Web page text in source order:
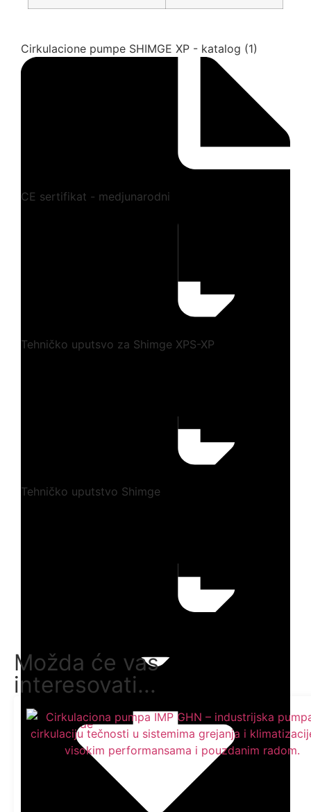
Cirkulacione pumpe SHIMGE XP - katalog (1)
CE sertifikat - medjunarodni
Tehničko uputsvo za Shimge XPS-XP
Preuzmi ovde
Tehničko uputstvo Shimge
Možda će vas
interesovati...